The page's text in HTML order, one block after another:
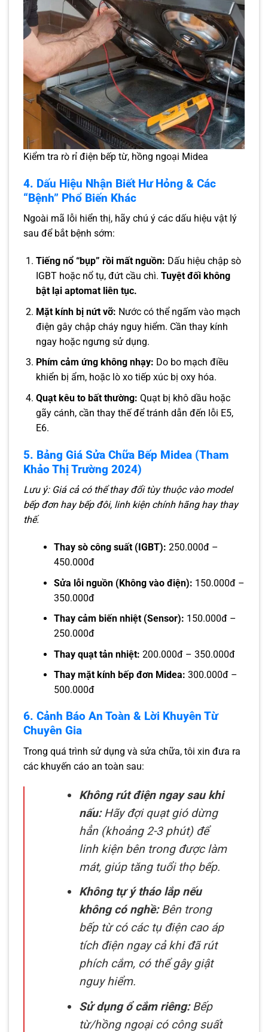
Kiểm tra rò rỉ điện bếp từ, hồng ngoại Midea
4. Dấu Hiệu Nhận Biết Hư Hỏng & Các
“Bệnh” Phổ Biến Khác
Ngoài mã lỗi hiển thị, hãy chú ý các dấu hiệu vật lý
sau để bắt bệnh sớm:
Tiếng nổ “bụp” rồi mất nguồn: Dấu hiệu chập sò
IGBT hoặc nổ tụ, đứt cầu chì. Tuyệt đối không
bật lại aptomat liên tục.
Mặt kính bị nứt vỡ: Nước có thể ngấm vào mạch
điện gây chập cháy nguy hiểm. Cần thay kính
ngay hoặc ngưng sử dụng.
Phím cảm ứng không nhạy: Do bo mạch điều
khiển bị ẩm, hoặc lò xo tiếp xúc bị oxy hóa.
Quạt kêu to bất thường: Quạt bị khô dầu hoặc
gãy cánh, cần thay thế để tránh dẫn đến lỗi E5,
E6.
5. Bảng Giá Sửa Chữa Bếp Midea (Tham
Khảo Thị Trường 2024)
Lưu ý: Giá cả có thể thay đổi tùy thuộc vào model
bếp đơn hay bếp đôi, linh kiện chính hãng hay thay
thế.
Thay sò công suất (IGBT): 250.000đ –
450.000đ
Sửa lỗi nguồn (Không vào điện): 150.000đ –
350.000đ
Thay cảm biến nhiệt (Sensor): 150.000đ –
250.000đ
Thay quạt tản nhiệt: 200.000đ – 350.000đ
Thay mặt kính bếp đơn Midea: 300.000đ –
500.000đ
6. Cảnh Báo An Toàn & Lời Khuyên Từ
Chuyên Gia
Trong quá trình sử dụng và sửa chữa, tôi xin đưa ra
các khuyến cáo an toàn sau:
Không rút điện ngay sau khi
nấu:Hãy đợi quạt gió dừng
hẳn (khoảng 2-3 phút) để
linh kiện bên trong được làm
mát, giúp tăng tuổi thọ bếp.
Không tự ý tháo lắp nếu
không có nghề:Bên trong
bếp từ có các tụ điện cao áp
tích điện ngay cả khi đã rút
phích cắm, có thể gây giật
nguy hiểm.
Sử dụng ổ cắm riêng:Bếp
từ/hồng ngoại có công suất